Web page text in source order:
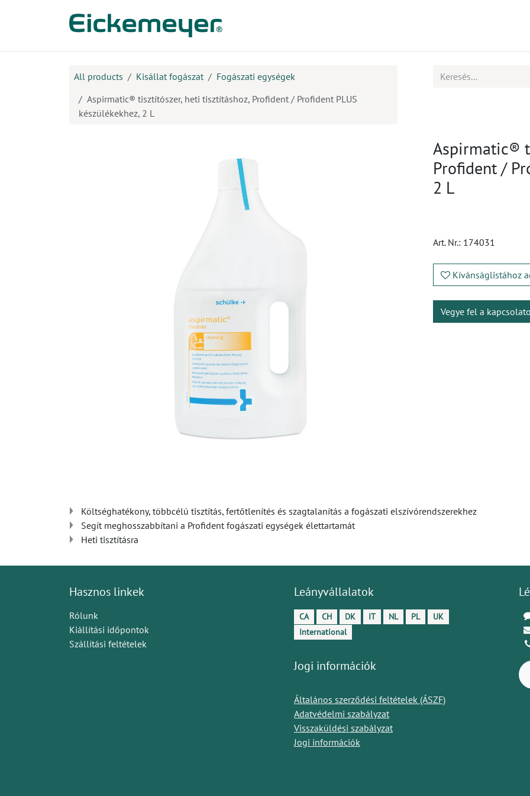
All products Kisállat fogászat
Fogászati egységek
Aspirmatic® tisztítószer, heti tisztításhoz, Profident / Profident PLUS
készülékekhez, 2 L
Aspirmatic®
Profident /
2 L
Art. Nr.: 174031
Kívánságlistához
Vegye fel a
Költséghatékony, többcélú tisztítás, fertőtlenítés és szagtalanítás a fogászati elszívórendszerekhez
Segít meghosszabbítani a Profident fogászati egységek élettartamát
Heti tisztításra
Hasznos linkek
Rólunk
Kiállítási időpontok
Szállítási feltételek
Leányvállalatok
CA CH DK IT NL PL
UK
International
Jogi információk
Általános szerződési feltételek (ÁSZF)
Adatvédelmi szabályzat
Visszaküldési szabályzat
Jogi információk